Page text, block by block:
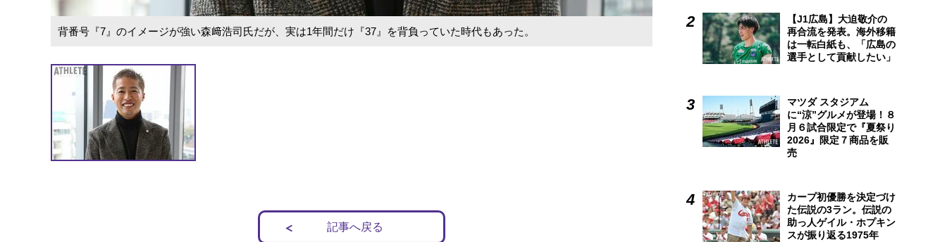
背番号『7』のイメージが強い森﨑浩司氏だが、実は1年間だけ『37』を背負っていた時代もあった。
記事へ戻る
【J1広島】大迫敬介の
再合流を発表。海外移籍
は一転白紙も、「広島の
選手として貢献したい」
マツダ スタジアム
に“涼”グルメが登場！８
月６試合限定で『夏祭り
2026』限定７商品を販
売
カープ初優勝を決定づけ
た伝説の3ラン。伝説の
助っ人ゲイル・ホプキン
スが振り返る1975年